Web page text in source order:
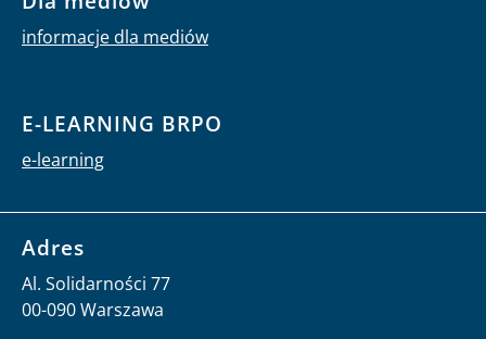
informacje dla mediów
E-LEARNING BRPO
e-learning
Adres
Al. Solidarności 77
00-090 Warszawa